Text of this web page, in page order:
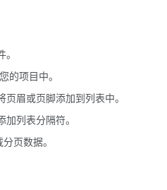
的项目中。
眉或页脚添加到列表中。
列表分隔符。
页数据。